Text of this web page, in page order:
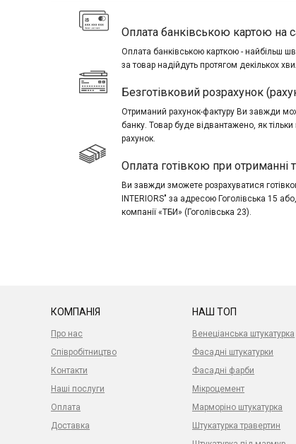
Оплата банківською картою на
Оплата банківською карткою - найбільш
за товар надійдуть протягом декількох
Безготівковий розрахунок
Отриманий рахунок-фактуру Ви завжди
банку. Товар буде відвантажено, як
рахунок.
Оплата готівкою при отриманні
Ви завжди зможете розрахуватися
INTERIORS" за адресою Гоголівська 15
компанії «ТБИ» (Гоголівська 23).
КОМПАНІЯ
Про нас
Співробітництво
Контакти
Наші послуги
Оплата
Доставка
НАШ ТОП
Венеціанська штукатурка
Фасадні штукатурки
Фасадні фарби
Мікроцемент
Марморіно штукатурка
Штукатурка травертин